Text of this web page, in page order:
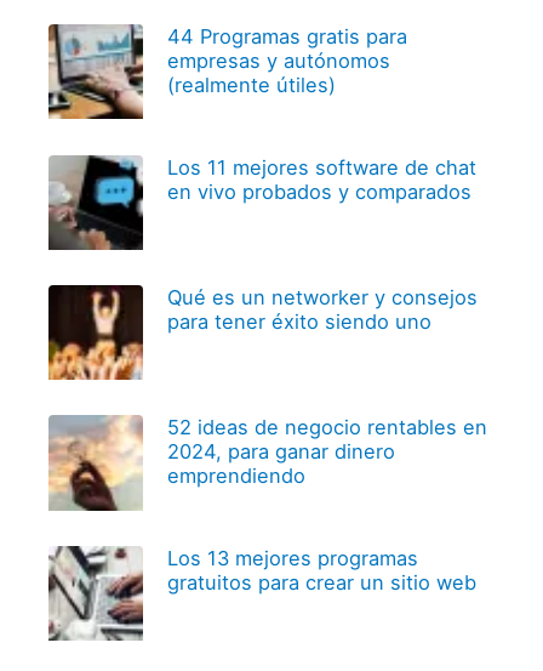
44 Programas gratis para
empresas y autónomos
(realmente útiles)
Los 11 mejores software de chat
en vivo probados y comparados
Qué es un networker y consejos
para tener éxito siendo uno
52 ideas de negocio rentables en
2024, para ganar dinero
emprendiendo
Los 13 mejores programas
gratuitos para crear un sitio web